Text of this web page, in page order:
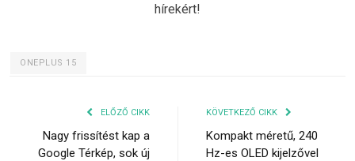
hírekért!
ONEPLUS 15
ELŐZŐ CIKK
Nagy frissítést kap a
Google Térkép, sok új
KÖVETKEZŐ CIKK
Kompakt méretű, 240
Hz-es OLED kijelzővel